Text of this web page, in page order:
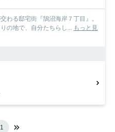
わる邸宅街『鵠沼海岸７丁目』。
の地で、自分たちらし...
もっと見
1